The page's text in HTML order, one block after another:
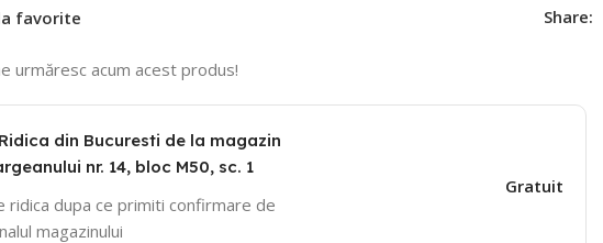
favorite Share:
urmăresc acum acest produs!
Ridica din Bucuresti de la magazin
nr. 14, bloc M50, sc. 1
ridica dupa ce primiti confirmare de
magazinului
Gratuit